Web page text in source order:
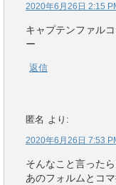
2020年6月26日 2:15
キャプテンファル
ー
返信
匿名 より:
2020年6月26日 7:53
そんなこと言った
あのフォルムとコ